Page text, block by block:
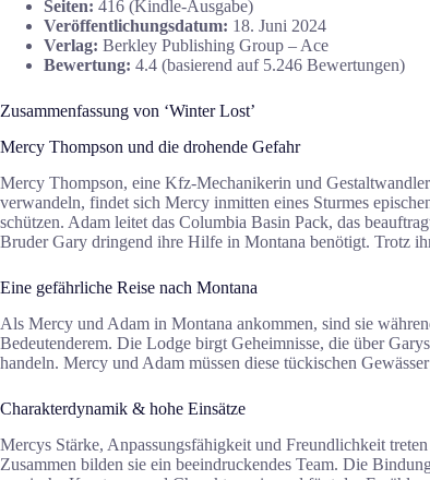
Seiten: 416 (Kindle-Ausgabe)
Veröffentlichungsdatum: 18. Juni 2024
Verlag: Berkley Publishing Group – Ace
Bewertung: 4.4 (basierend auf 5.246 Bewertungen)
Zusammenfassung von ‘Winter Lost’
Mercy Thompson und die drohende Gefahr
Mercy Thompson, eine Kfz-Mechanikerin und
verwandeln, findet sich Mercy inmitten eines Sturmes
schützen. Adam leitet das Columbia Basin Pack, das
Bruder Gary dringend ihre Hilfe in Montana benötigt. Trotz
Eine gefährliche Reise nach Montana
Als Mercy und Adam in Montana ankommen, sind sie
Bedeutenderem. Die Lodge birgt Geheimnisse, die über
handeln. Mercy und Adam müssen diese tückischen
Charakterdynamik & hohe Einsätze
Mercys Stärke, Anpassungsfähigkeit und Freundlichkeit
Zusammen bilden sie ein beeindruckendes Team. Die